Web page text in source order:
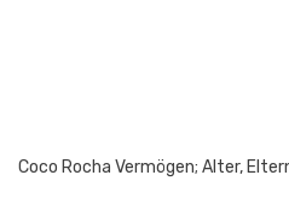
Coco Rocha Vermögen; Alter,